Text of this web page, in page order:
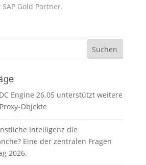
Gold Partner.
Engine 26.05 unterstützt weitere
Objekte
Intelligenz die
Eine der zentralen Fragen
2026.